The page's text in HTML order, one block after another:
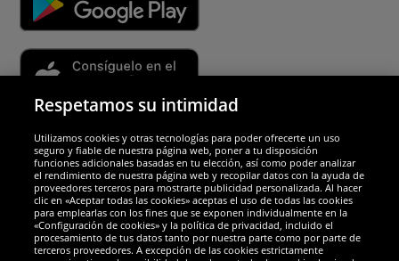
Socios y seguridad
Galardones
Respetamos su intimidad
Utilizamos cookies y otras tecnologías para poder ofrecerte un uso
seguro y fiable de nuestra página web, poner a tu disposición
funciones adicionales basadas en tu elección, así como poder analizar
el rendimiento de nuestra página web y recopilar datos con la ayuda de
proveedores terceros para mostrarte publicidad personalizada. Al hacer
clic en «Aceptar todas las cookies» aceptas el uso de todas las cookies
para emplearlas con los fines que se exponen individualmente en la
«Configuración de cookies» y la política de privacidad, incluido el
procesamiento de tus datos tanto por nuestra parte como por parte de
terceros proveedores. A excepción de las cookies estrictamente